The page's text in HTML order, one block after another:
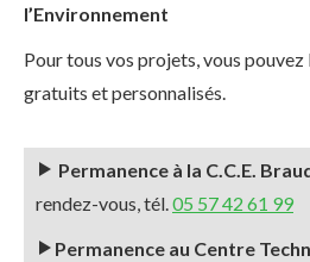
l’Environnement
Pour tous vos projets, vous
gratuits et personnalisés.
Permanence à la C.C.E.
rendez-vous, tél. 05 57 42 61 99
Permanence au Centre